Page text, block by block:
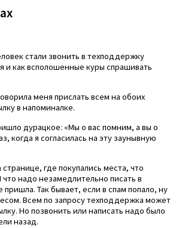
стали звонить в техподдержку
и как всполошенные куры спрашивать
меня прислать всем на обоих
в напоминалке.
дурацкое: «Мы о вас помним, а вы о
когда я согласилась на эту заунывную
где покупались места, что
надо незамедлительно писать в
Так бывает, если в спам попало, ну
Всем по запросу техподдержка может
Но позвонить или написать надо было
назад.